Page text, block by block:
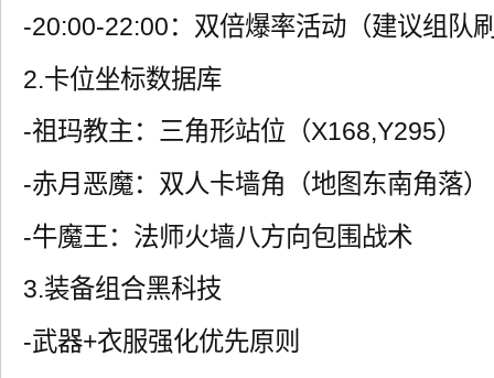
-20:00-22:00：双倍爆率活动（建议组队
2.卡位坐标数据库
-祖玛教主：三角形站位（X168,Y295）
-赤月恶魔：双人卡墙角（地图东南角落）
-牛魔王：法师火墙八方向包围战术
3.装备组合黑科技
-武器+衣服强化优先原则